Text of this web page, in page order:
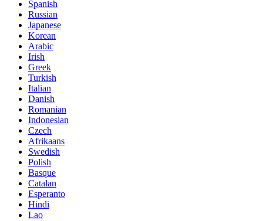
Spanish
Russian
Japanese
Korean
Arabic
Irish
Greek
Turkish
Italian
Danish
Romanian
Indonesian
Czech
Afrikaans
Swedish
Polish
Basque
Catalan
Esperanto
Hindi
Lao